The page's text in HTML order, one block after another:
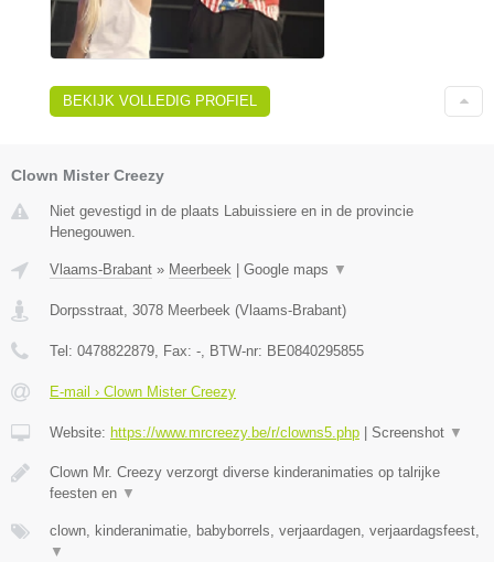
BEKIJK VOLLEDIG PROFIEL
Clown Mister Creezy
Niet gevestigd in de plaats Labuissiere en in de provincie
Henegouwen.
Vlaams-Brabant » Meerbeek Google maps ▼
Dorpsstraat, 3078 Meerbeek (Vlaams-Brabant)
Tel: 0478822879, Fax: -, BTW-nr: BE0840295855
E-mail › Clown Mister Creezy
Website: https://www.mrcreezy.be/r/clowns5.php Screenshot ▼
Clown Mr. Creezy verzorgt diverse kinderanimaties op talrijke
feesten en ▼
clown, kinderanimatie, babyborrels, verjaardagen, verjaardagsfeest,
▼